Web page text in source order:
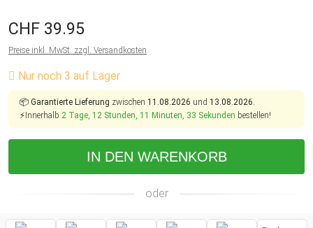
CHF 39.95
Preise inkl. MwSt. zzgl. Versandkosten
Nur noch 3 auf Lager
📦 Garantierte Lieferung zwischen 11.08.2026 und 13.08.2026.
⚡Innerhalb 2 Tage, 12 Stunden, 11 Minuten, 33 Sekunden bestellen!
IN DEN WARENKORB
oder